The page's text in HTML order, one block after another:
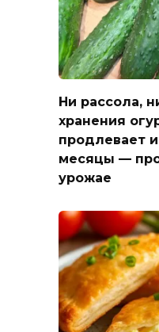
Ни рассола,
хранения
продлевает
месяцы —
урожае